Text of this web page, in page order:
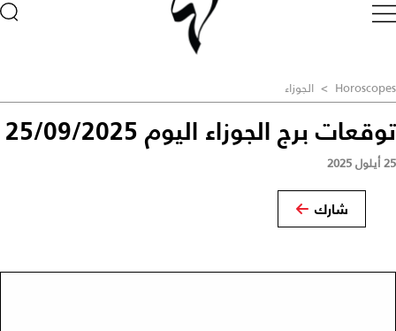
Horoscopes
> الجوزاء
توقعات برج الجوزاء اليوم 25/09/2025
25 أيلول 2025
شارك